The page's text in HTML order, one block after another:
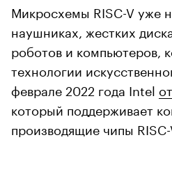
Микросхемы RISC-V уже
наушниках, жестких
роботов и компьютеров,
технологии
феврале 2022 года Intel
который поддерживает
производящие чипы RISC-